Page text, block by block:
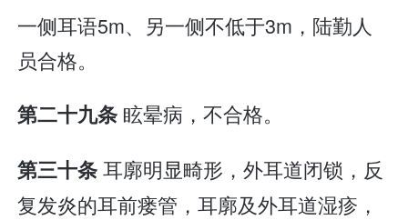
一侧耳语5m、另一侧不低于3m，陆勤人
员合格。
第二十九条 眩晕病，不合格。
第三十条耳廓明显畸形，外耳道闭锁，反
复发炎的耳前瘘管，耳廓及外耳道湿疹，